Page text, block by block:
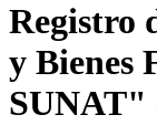
Registro
y Bienes